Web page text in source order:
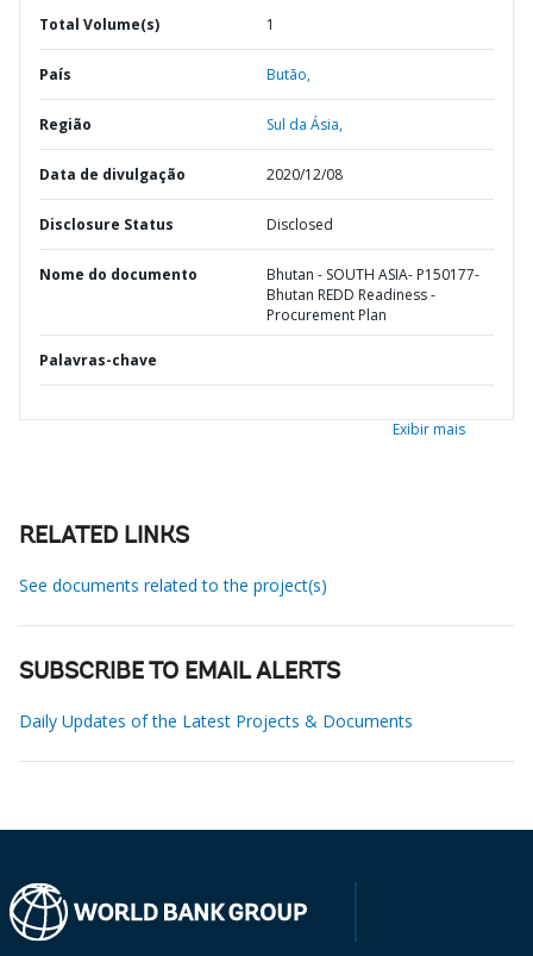
Total Volume(s) 1
País Butão,
Região Sul da Ásia,
Data de divulgação 2020/12/08
Disclosure Status Disclosed
Nome do documento
Bhutan - SOUTH ASIA- P150177-
Bhutan REDD Readiness -
Procurement Plan
Palavras-chave
Exibir mais
RELATED LINKS
See documents related to the project(s)
SUBSCRIBE TO EMAIL ALERTS
Daily Updates of the Latest Projects & Documents